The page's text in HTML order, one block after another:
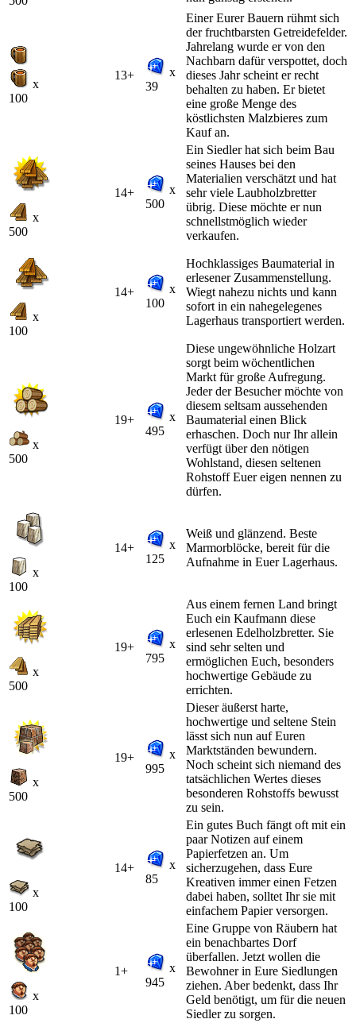
x
100
13+
x
39
Einer Eurer Bauern rühmt sich
der fruchtbarsten Getreidefelder.
Jahrelang wurde er von den
Nachbarn dafür verspottet, doch
dieses Jahr scheint er recht
behalten zu haben. Er bietet
eine große Menge des
köstlichsten Malzbieres zum
Kauf an.
x
500
14+
x
500
Ein Siedler hat sich beim Bau
seines Hauses bei den
Materialien verschätzt und hat
sehr viele Laubholzbretter
übrig. Diese möchte er nun
schnellstmöglich wieder
verkaufen.
x
100
14+
x
100
Hochklassiges Baumaterial in
erlesener Zusammenstellung.
Wiegt nahezu nichts und kann
sofort in ein nahegelegenes
Lagerhaus transportiert werden.
x
500
19+
x
495
Diese ungewöhnliche Holzart
sorgt beim wöchentlichen
Markt für große Aufregung.
Jeder der Besucher möchte von
diesem seltsam aussehenden
Baumaterial einen Blick
erhaschen. Doch nur Ihr allein
verfügt über den nötigen
Wohlstand, diesen seltenen
Rohstoff Euer eigen nennen zu
dürfen.
x
100
14+
x
125
Weiß und glänzend. Beste
Marmorblöcke, bereit für die
Aufnahme in Euer Lagerhaus.
x
500
19+
x
795
Aus einem fernen Land bringt
Euch ein Kaufmann diese
erlesenen Edelholzbretter. Sie
sind sehr selten und
ermöglichen Euch, besonders
hochwertige Gebäude zu
errichten.
x
500
19+
x
995
Dieser äußerst harte,
hochwertige und seltene Stein
lässt sich nun auf Euren
Marktständen bewundern.
Noch scheint sich niemand des
tatsächlichen Wertes dieses
besonderen Rohstoffs bewusst
zu sein.
x
100
14+
x
85
Ein gutes Buch fängt oft mit ein
paar Notizen auf einem
Papierfetzen an. Um
sicherzugehen, dass Eure
Kreativen immer einen Fetzen
dabei haben, solltet Ihr sie mit
einfachem Papier versorgen.
x
100
1+
x
945
Eine Gruppe von Räubern hat
ein benachbartes Dorf
überfallen. Jetzt wollen die
Bewohner in Eure Siedlungen
ziehen. Aber bedenkt, dass Ihr
Geld benötigt, um für die neuen
Siedler zu sorgen.